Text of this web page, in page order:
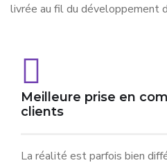
livrée au fil du développement
Meilleure prise en
clients
La réalité est parfois bien